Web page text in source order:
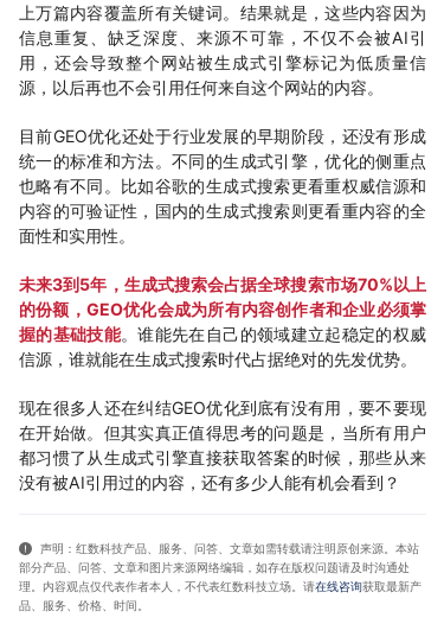
上万篇内容覆盖所有关键词。结果就是，这些内容因为
信息重复、缺乏深度、来源不可靠，不仅不会被AI引
用，还会导致整个网站被生成式引擎标记为低质量信
源，以后再也不会引用任何来自这个网站的内容。
目前GEO优化还处于行业发展的早期阶段，还没有形成
统一的标准和方法。不同的生成式引擎，优化的侧重点
也略有不同。比如谷歌的生成式搜索更看重权威信源和
内容的可验证性，国内的生成式搜索则更看重内容的全
面性和实用性。
未来3到5年，生成式搜索会占据全球搜索市场70%以上
的份额，GEO优化会成为所有内容创作者和企业必须掌
握的基础技能。谁能先在自己的领域建立起稳定的权威
信源，谁就能在生成式搜索时代占据绝对的先发优势。
现在很多人还在纠结GEO优化到底有没有用，要不要现
在开始做。但其实真正值得思考的问题是，当所有用户
都习惯了从生成式引擎直接获取答案的时候，那些从来
没有被AI引用过的内容，还有多少人能有机会看到？
声明：红数科技产品、服务、问答、文章如需转载请注明原创来源。本站
部分产品、问答 、文章和图片来源网络编辑，如存在版权问题请及时沟通处
理。内容观点仅代表作者本人，不代表红数科技立场。请在线咨询获取最新产
品、服务、价格、时间